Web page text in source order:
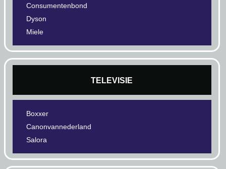
Consumentenbond
Dyson
Miele
TELEVISIE
Boxxer
Canonvannederland
Salora